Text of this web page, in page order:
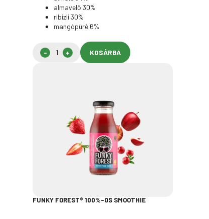
almavelő 30%
ribizli 30%
mangópüré 6%
KOSÁRBA
FUNKY FOREST® 100%-OS SMOOTHIE